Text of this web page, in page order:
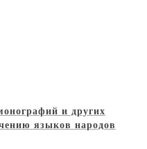
и других
языков народов